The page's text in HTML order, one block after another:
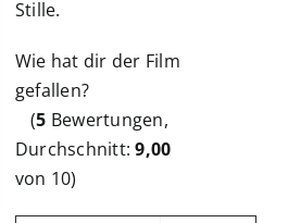
Stille.
Wie hat dir der Film
gefallen?
(5 Bewertungen,
Durchschnitt:9,00
von 10)